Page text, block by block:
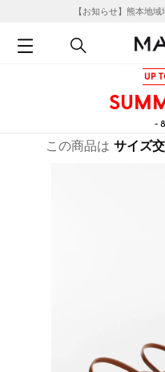
【お知らせ】熊本地
UP
-
この商品は サイズ